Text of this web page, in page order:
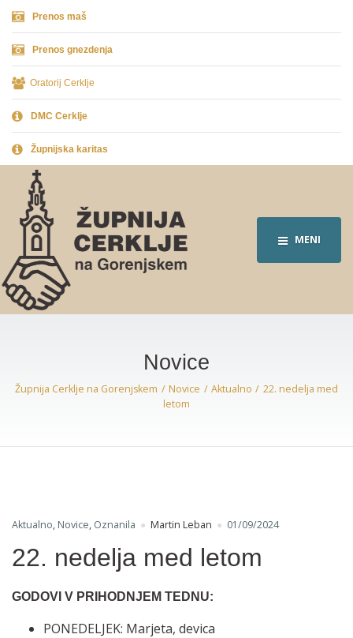
Prenos maš
Prenos gnezdenja
Oratorij Cerklje
DMC Cerklje
Župnijska karitas
MENI
Novice
Župnija Cerklje na Gorenjskem Novice Aktualno
22. nedelja med
letom
Aktualno, Novice, Oznanila Martin Leban 01/09/2024
22. nedelja med letom
GODOVI V PRIHODNJEM TEDNU:
PONEDELJEK: Marjeta, devica